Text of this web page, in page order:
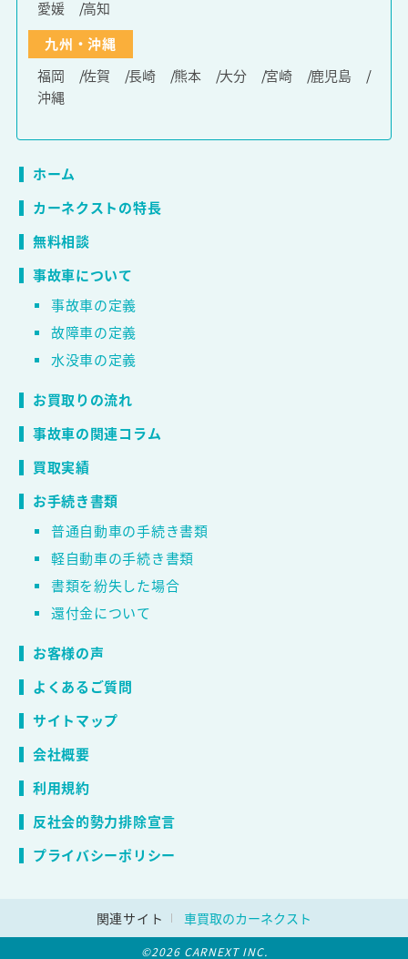
愛媛
高知
九州・沖縄
福岡
佐賀 長崎 熊本 大分 宮崎
鹿児島
沖縄
ホーム
カーネクストの特長
無料相談
事故車について
事故車の定義
故障車の定義
水没車の定義
お買取りの流れ
事故車の関連コラム
買取実績
お手続き書類
普通自動車の手続き書類
軽自動車の手続き書類
書類を紛失した場合
還付金について
お客様の声
よくあるご質問
サイトマップ
会社概要
利用規約
反社会的勢力排除宣言
プライバシーポリシー
関連サイト 車買取のカーネクスト
©2026 CARNEXT INC.